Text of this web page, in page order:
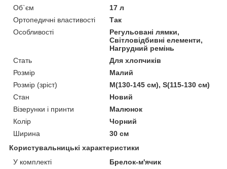
Об`єм
17 л
Ортопедичні властивості
Так
Особливості
Регульовані лямки,
Світловідбивні елементи,
Нагрудний ремінь
Стать
Для хлопчиків
Розмір
Малий
Розмір (зріст)
M(130-145 см), S(115-130 см)
Стан
Новий
Візерунки і принти
Малюнок
Колір
Чорний
Ширина
30 см
Користувальницькі характеристики
У комплекті
Брелок-м'ячик